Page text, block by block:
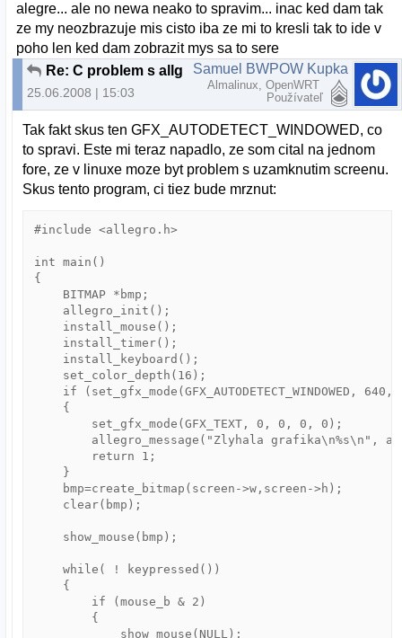
alegre... ale no newa neako to spravim... inac ked dam tak
ze my neozbrazuje mis cisto iba ze mi to kresli tak to ide v
poho len ked dam zobrazit mys sa to sere
Re: C problem s allgero
25.06.2008 | 15:03
Samuel BWPOW Kupka
Almalinux, OpenWRT
Používateľ
Tak fakt skus ten GFX_AUTODETECT_WINDOWED, co
to spravi. Este mi teraz napadlo, ze som cital na jednom
fore, ze v linuxe moze byt problem s uzamknutim screenu.
Skus tento program, ci tiez bude mrznut:
#include <allegro.h>
int main()
{
    BITMAP *bmp;
    allegro_init();
    install_mouse();
    install_timer();
    install_keyboard();
    set_color_depth(16);
if (set_gfx_mode(GFX_AUTODETECT_WINDOWED, 640,
    {
        set_gfx_mode(GFX_TEXT, 0, 0, 0, 0);
allegro_message("Zlyhala grafika\n%s\n",
        return 1;
    }
    bmp=create_bitmap(screen->w,screen->h);
    clear(bmp);
    show_mouse(bmp);
    while( ! keypressed())
    {
        if (mouse_b & 2)
        {
            show_mouse(NULL);